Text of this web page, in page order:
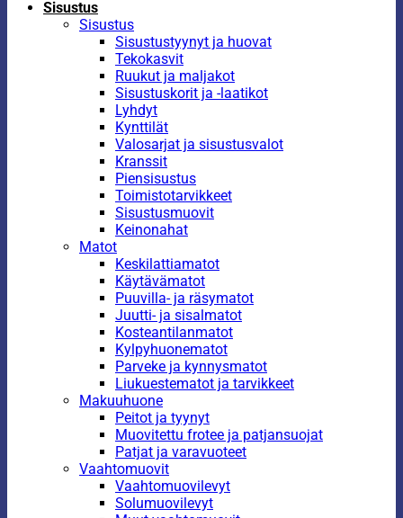
Sisustus
Sisustus
Sisustustyynyt ja huovat
Tekokasvit
Ruukut ja maljakot
Sisustuskorit ja -laatikot
Lyhdyt
Kynttilät
Valosarjat ja sisustusvalot
Kranssit
Piensisustus
Toimistotarvikkeet
Sisustusmuovit
Keinonahat
Matot
Keskilattiamatot
Käytävämatot
Puuvilla- ja räsymatot
Juutti- ja sisalmatot
Kosteantilanmatot
Kylpyhuonematot
Parveke ja kynnysmatot
Liukuestematot ja tarvikkeet
Makuuhuone
Peitot ja tyynyt
Muovitettu frotee ja patjansuojat
Patjat ja varavuoteet
Vaahtomuovit
Vaahtomuovilevyt
Solumuovilevyt